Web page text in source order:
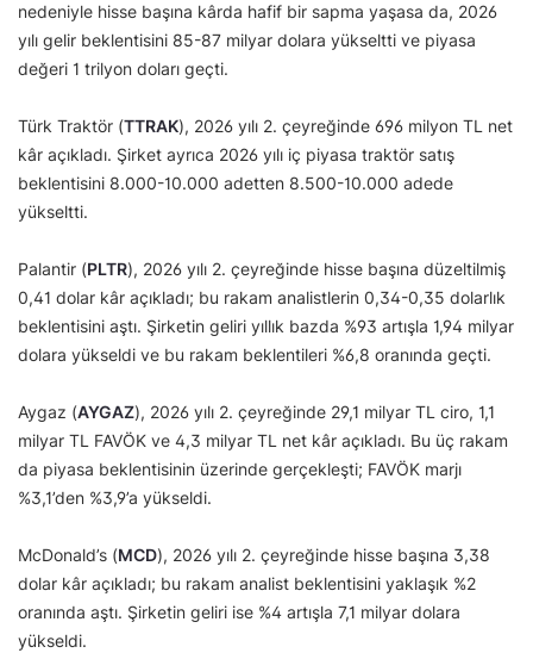
nedeniyle hisse başına kârda hafif bir sapma yaşasa da, 2026
yılı gelir beklentisini 85-87 milyar dolara yükseltti ve piyasa
değeri 1 trilyon doları geçti.
Türk Traktör (TTRAK), 2026 yılı 2. çeyreğinde 696 milyon TL net
kâr açıkladı. Şirket ayrıca 2026 yılı iç piyasa traktör satış
beklentisini 8.000-10.000 adetten 8.500-10.000 adede
yükseltti.
Palantir (PLTR), 2026 yılı 2. çeyreğinde hisse başına düzeltilmiş
0,41 dolar kâr açıkladı; bu rakam analistlerin 0,34-0,35 dolarlık
beklentisini aştı. Şirketin geliri yıllık bazda %93 artışla 1,94 milyar
dolara yükseldi ve bu rakam beklentileri %6,8 oranında geçti.
Aygaz (AYGAZ), 2026 yılı 2. çeyreğinde 29,1 milyar TL ciro, 1,1
milyar TL FAVÖK ve 4,3 milyar TL net kâr açıkladı. Bu üç rakam
da piyasa beklentisinin üzerinde gerçekleşti; FAVÖK marjı
%3,1’den %3,9’a yükseldi.
McDonald’s (MCD), 2026 yılı 2. çeyreğinde hisse başına 3,38
dolar kâr açıkladı; bu rakam analist beklentisini yaklaşık %2
oranında aştı. Şirketin geliri ise %4 artışla 7,1 milyar dolara
yükseldi.